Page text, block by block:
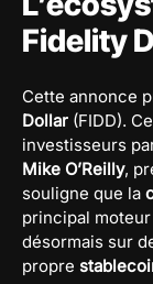
Fidelity
Cette annonce
Dollar (FIDD).
investisseurs
Mike O’Reilly,
souligne que la
principal moteur
désormais sur
propre